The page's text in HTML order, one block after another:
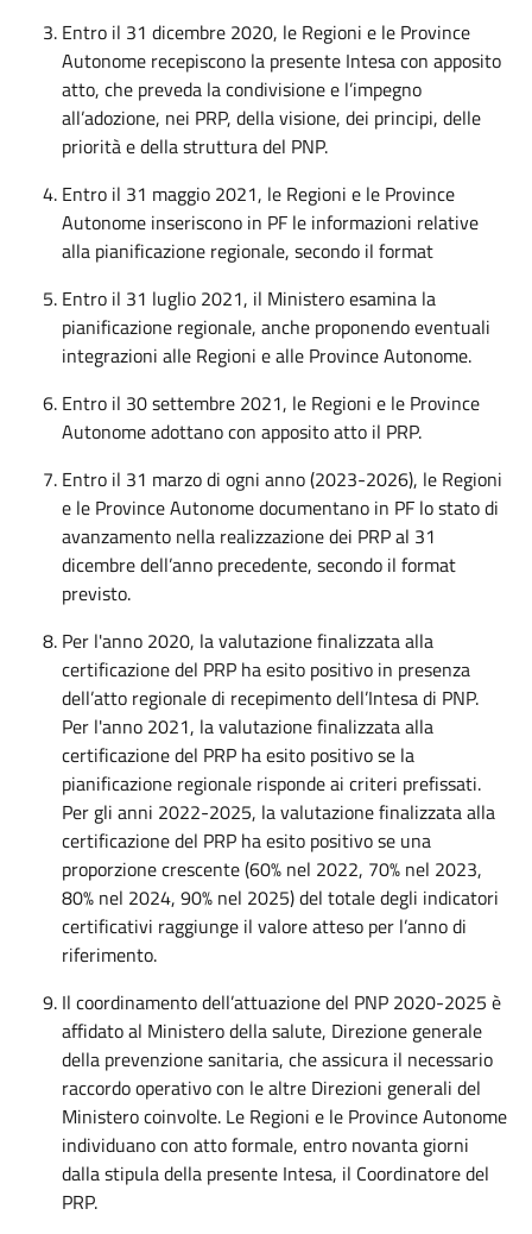
Entro il 31 dicembre 2020, le Regioni e le Province
Autonome recepiscono la presente Intesa con apposito
atto, che preveda la condivisione e l’impegno
all’adozione, nei PRP, della visione, dei principi, delle
priorità e della struttura del PNP.
Entro il 31 maggio 2021, le Regioni e le Province
Autonome inseriscono in PF le informazioni relative
alla pianificazione regionale, secondo il format
Entro il 31 luglio 2021, il Ministero esamina la
pianificazione regionale, anche proponendo eventuali
integrazioni alle Regioni e alle Province Autonome.
Entro il 30 settembre 2021, le Regioni e le Province
Autonome adottano con apposito atto il PRP.
Entro il 31 marzo di ogni anno (2023-2026), le Regioni
e le Province Autonome documentano in PF lo stato di
avanzamento nella realizzazione dei PRP al 31
dicembre dell’anno precedente, secondo il format
previsto.
Per l'anno 2020, la valutazione finalizzata alla
certificazione del PRP ha esito positivo in presenza
dell’atto regionale di recepimento dell’Intesa di PNP.
Per l'anno 2021, la valutazione finalizzata alla
certificazione del PRP ha esito positivo se la
pianificazione regionale risponde ai criteri prefissati.
Per gli anni 2022-2025, la valutazione finalizzata alla
certificazione del PRP ha esito positivo se una
proporzione crescente (60% nel 2022, 70% nel 2023,
80% nel 2024, 90% nel 2025) del totale degli indicatori
certificativi raggiunge il valore atteso per l’anno di
riferimento.
Il coordinamento dell’attuazione del PNP 2020-2025 è
affidato al Ministero della salute, Direzione generale
della prevenzione sanitaria, che assicura il necessario
raccordo operativo con le altre Direzioni generali del
Ministero coinvolte. Le Regioni e le Province Autonome
individuano con atto formale, entro novanta giorni
dalla stipula della presente Intesa, il Coordinatore del
PRP.